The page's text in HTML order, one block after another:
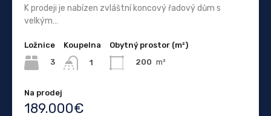
K prodeji je nabízen zvláštní koncový řadový dům s
velkým…
Ložnice
3
Koupelna
1
Obytný prostor (m²)
200 m²
Na prodej
189.000€